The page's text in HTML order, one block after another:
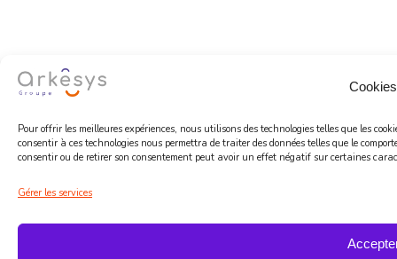
Cookies
Pour offrir les meilleures expériences, nous utilisons des technologies telles que les
consentir à ces technologies nous permettra de traiter des données telles que le
consentir ou de retirer son consentement peut avoir un effet négatif sur certaines
Gérer les services